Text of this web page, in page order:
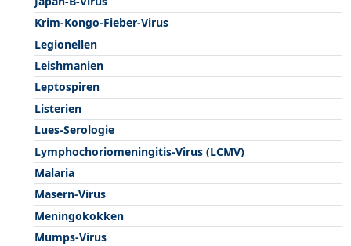
Krim-Kongo-Fieber-Virus
Legionellen
Leishmanien
Leptospiren
Listerien
Lues-Serologie
Lymphochoriomeningitis-Virus (LCMV)
Malaria
Masern-Virus
Meningokokken
Mumps-Virus